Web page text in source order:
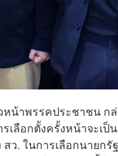
าพรรคประชาชน ก
ลือกตั้งครั้งหน้าจะเป็
ว. ในการเลือกนายก